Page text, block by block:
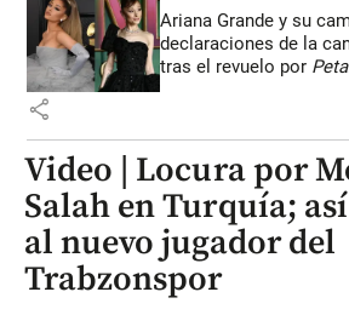
Ariana Grande y su
declaraciones de la
tras el revuelo por
share
Video | Locura por
Salah en Turquía;
al nuevo jugador del
Trabzonspor